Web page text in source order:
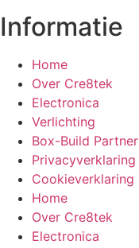
Informatie
Home
Over Cre8tek
Electronica
Verlichting
Box-Build Partner
Privacyverklaring
Cookieverklaring
Home
Over Cre8tek
Electronica